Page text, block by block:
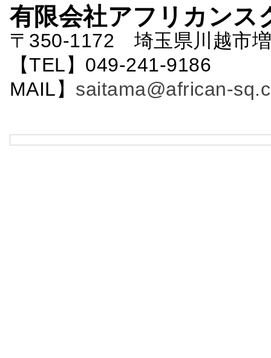
有限会社アフリカンス
〒350-1172 埼玉県川越市
【TEL】049-241-
MAIL】 saitama@african-